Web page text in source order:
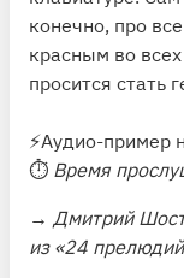
конечно, про
красным во
просится стать
⚡️Аудио-пример
⏱ Время
→ Дмитрий
из «24